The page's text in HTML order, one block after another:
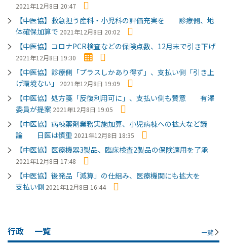
2021年12月8日 20:47
【中医協】救急担う産科・小児科の評価充実を 診療側、地
体確保加算で 2021年12月8日 20:02
【中医協】コロナPCR検査などの保険点数、12月末で引き下げ
2021年12月8日 19:30
【中医協】診療側「プラスしかあり得ず」、支払い側「引き上
げ環境ない」
2021年12月8日 19:09
【中医協】処方箋「反復利用可に」、支払い側も賛意 有澤
委員が提案 2021年12月8日 19:05
【中医協】病棟薬剤業務実施加算、小児病棟への拡大など議
論 日医は慎重 2021年12月8日 18:35
【中医協】医療機器3製品、臨床検査2製品の保険適用を了承
2021年12月8日 17:48
【中医協】後発品「減算」の仕組み、医療機関にも拡大を
支払い側 2021年12月8日 16:44
行政 一覧 一覧